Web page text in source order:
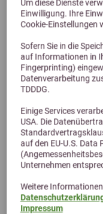
Um diese Dienste
Einwilligung. Ihre
Cookie-Einstellungen
Sofern Sie in die
auf Informationen in
Fingerprinting)
Datenverarbeitung
TDDDG.
Einige Services
USA. Die
auf den EU-U.S. Data
Unternehmen
Weitere
Impressum